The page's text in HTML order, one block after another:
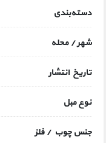
دسته‌بندی
شهر / محله
تاریخ انتشار
نوع مبل
جنس چوب / فلز